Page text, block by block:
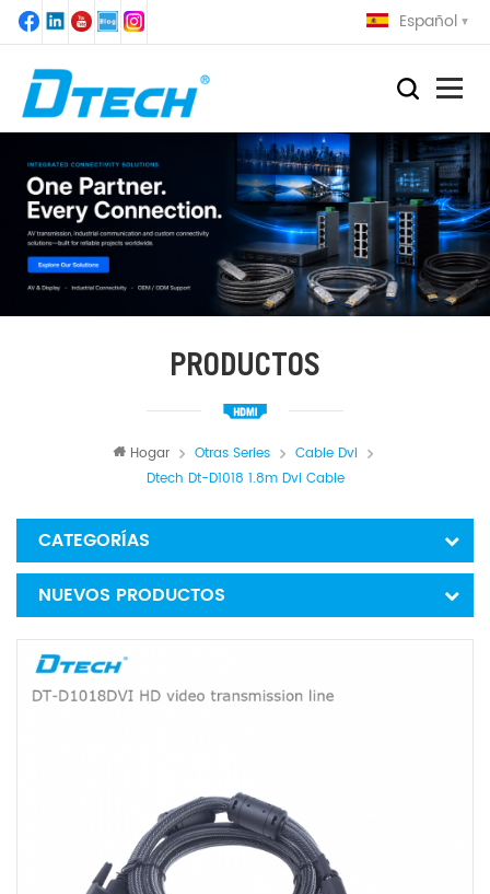
Español
PRODUCTOS
Hogar Otras Series
Cable Dvi
Dtech Dt-D1018 1.8m Dvi Cable
CATEGORÍAS
NUEVOS PRODUCTOS